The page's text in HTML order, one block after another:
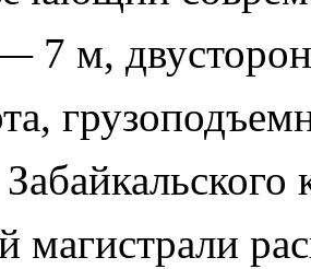
7 м,
магистрали